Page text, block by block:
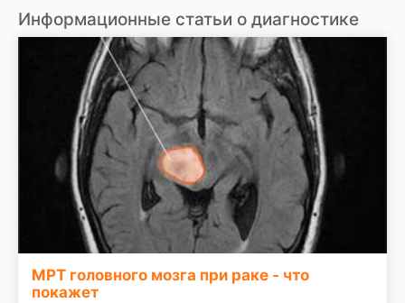
Информационные статьи о диагностике
МРТ головного мозга при раке - что
покажет